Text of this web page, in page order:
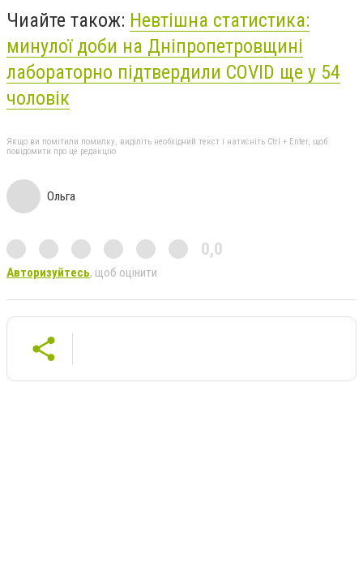
Чиайте також: Невтішна статистика:
минулої доби на Дніпропетровщині
лабораторно підтвердили COVID ще у 54
чоловік
Якщо ви помітили помилку, виділіть необхідний текст і натисніть Ctrl + Enter, щоб
повідомити про це редакцію
Ольга
0,0
Авторизуйтесь, щоб оцінити